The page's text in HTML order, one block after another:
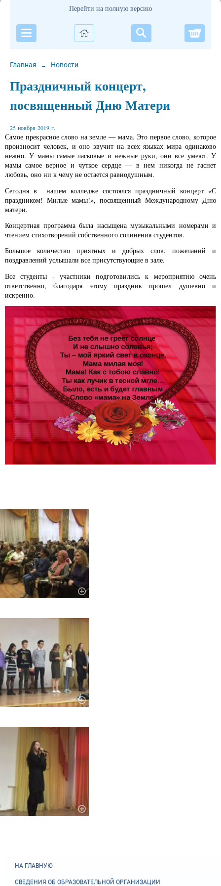
Перейти на полную версию
Главная → Новости
Праздничный концерт,
посвященный Дню Матери
25 ноября 2019 г.
Самое прекрасное слово на земле — мама. Это первое слово, которое
произносит человек, и оно звучит на всех языках мира одинаково
нежно. У мамы самые ласковые и нежные руки, они все умеют. У
мамы самое верное и чуткое сердце — в нем никогда не гаснет
любовь, оно ни к чему не остается равнодушным.
Сегодня в нашем колледже состоялся праздничный концерт «С
праздником! Милые мамы!», посвященный Международному Дню
матери.
Концертная программа была насыщена музыкальными номерами и
чтением стихотворений собственного сочинения студентов.
Большое количество приятных и добрых слов, пожеланий и
поздравлений услышали все присутствующие в зале.
Все студенты - участники подготовились к мероприятию очень
ответственно, благодаря этому праздник прошел душевно и
искренно.
НА ГЛАВНУЮ
СВЕДЕНИЯ ОБ ОБРАЗОВАТЕЛЬНОЙ ОРГАНИЗАЦИИ